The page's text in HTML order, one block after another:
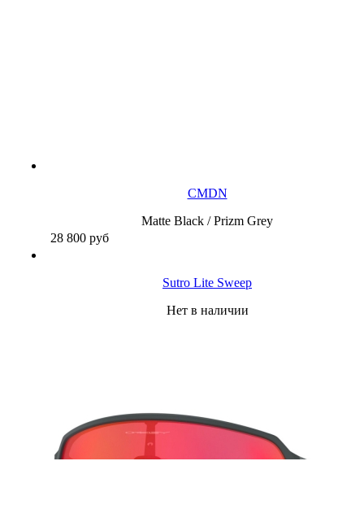
CMDN
Matte Black / Prizm Grey
28 800 руб
Sutro Lite Sweep
Нет в наличии